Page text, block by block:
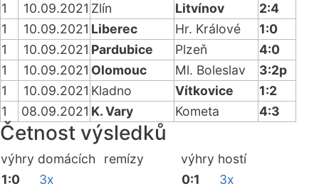
1
10.09.2021 Zlín Litvínov
2:4
1
10.09.2021 Liberec Hr. Králové
1:0
1
10.09.2021 Pardubice Plzeň
4:0
1
10.09.2021 Olomouc Ml. Boleslav
3:2p
1
10.09.2021 Kladno Vítkovice
1:2
1
08.09.2021 K. Vary Kometa 4:3
Četnost výsledků
výhry domácích remízy výhry hostí
1:0
3x
0:1
3x